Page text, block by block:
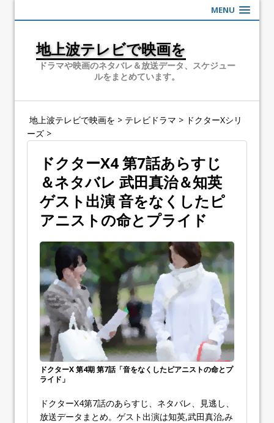
MENU
地上波テレビで映画を
ドラマや映画のネタバレ＆放送データ、スケジュー
ルをまとめています。
地上波テレビで映画を > テレビドラマ > ドクターXシリ
ーズ >
ドクターX4 第7話あらすじ
＆ネタバレ 武田真治＆知英
ゲスト出演 音をなくしたピ
アニストの命とプライド
ドクターX 第4期 第7話「音をなくしたピアニストの命とプ
ライド」
ドクターX4第7話のあらすじ、ネタバレ、見逃し、
放送データまとめ。ゲスト出演は知英,武田真治,み